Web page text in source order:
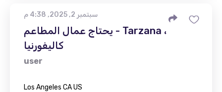
سبتمبر 2, 2025, 4:38 م
يحتاج عمال المطاعم - Tarzana ،
كاليفورنيا
user
Los Angeles CA US